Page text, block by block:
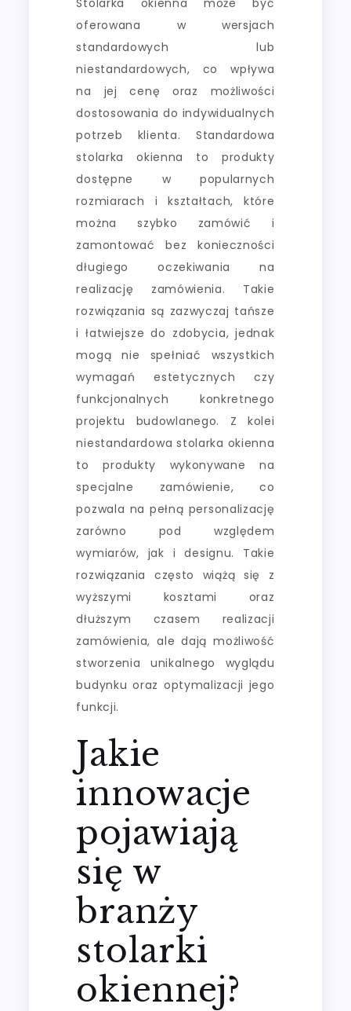
oferowana w wersjach
standardowych lub
niestandardowych, co wpływa
na jej cenę oraz możliwości
dostosowania do indywidualnych
potrzeb klienta. Standardowa
stolarka okienna to produkty
dostępne w popularnych
rozmiarach i kształtach, które
można szybko zamówić i
zamontować bez konieczności
długiego oczekiwania na
realizację zamówienia. Takie
rozwiązania są zazwyczaj tańsze
i łatwiejsze do zdobycia, jednak
mogą nie spełniać wszystkich
wymagań estetycznych czy
funkcjonalnych konkretnego
projektu budowlanego. Z kolei
niestandardowa stolarka okienna
to produkty wykonywane na
specjalne zamówienie, co
pozwala na pełną personalizację
zarówno pod względem
wymiarów, jak i designu. Takie
rozwiązania często wiążą się z
wyższymi kosztami oraz
dłuższym czasem realizacji
zamówienia, ale dają możliwość
stworzenia unikalnego wyglądu
budynku oraz optymalizacji jego
funkcji.
Jakie
innowacje
pojawiają
się w
branży
stolarki
okiennej?